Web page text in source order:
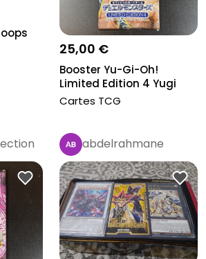
25,00 €
Booster Yu-Gi-Oh!
Limited Edition 4 Yugi
japonais...
Cartes TCG
abdelrahmane